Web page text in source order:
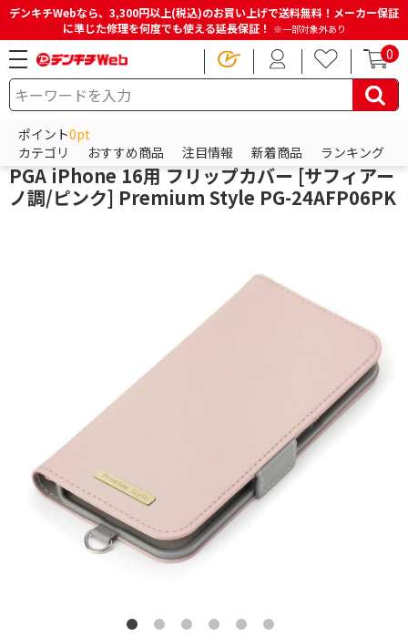
デンキチWebなら、3,300円以上(税込)のお買い上げで送料無料！メーカー保証
に準じた修理を何度でも使える延長保証！ ※一部対象外あり
0
ポイント0pt
カテゴリ
おすすめ商品 注目情報 新着商品 ランキング
HOME 商品一覧ページ スマホアクセサリー
PGA
PGA iPhone 16用 フリップカバー [サフィアー
ノ調/ピンク] Premium Style PG-24AFP06PK